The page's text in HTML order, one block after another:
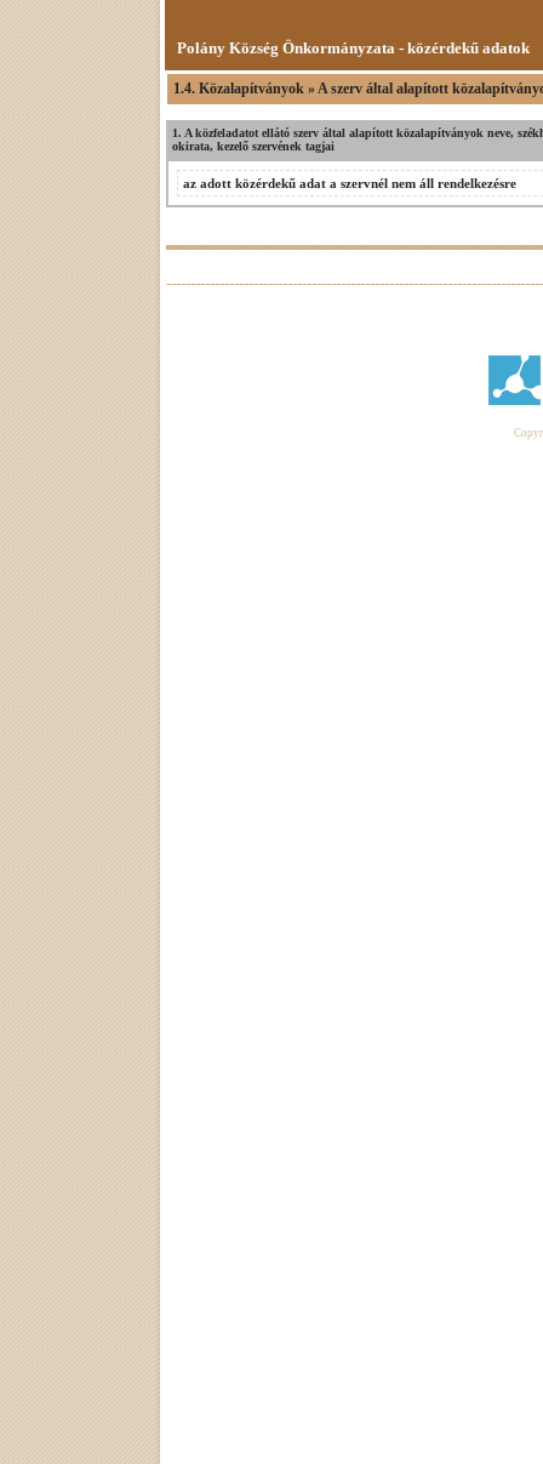
Polány Község Önkormányzata - közérdekű adatok
1.4. Közalapítványok » A szerv által alapított
1. A közfeladatot ellátó szerv által alapított közalapítványok neve,
okirata, kezelő szervének tagjai
az adott közérdekű adat a szervnél nem áll rendelkezésre